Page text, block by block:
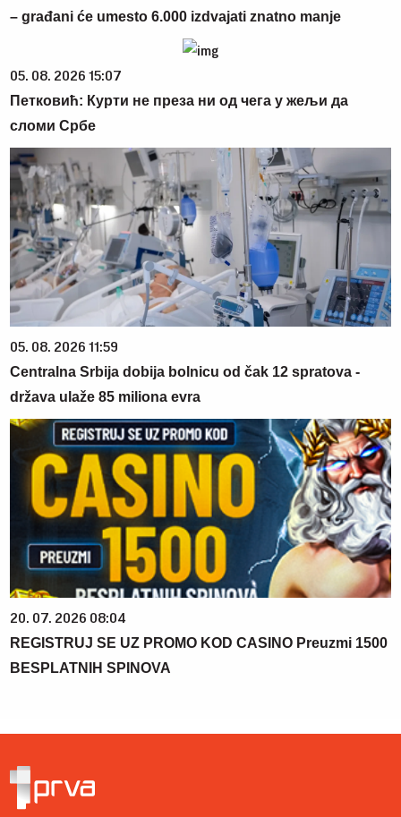
– građani će umesto 6.000 izdvajati znatno manje
05. 08. 2026 15:07
Петковић: Курти не преза ни од чега у жељи да
сломи Србе
05. 08. 2026 11:59
Centralna Srbija dobija bolnicu od čak 12 spratova -
država ulaže 85 miliona evra
20. 07. 2026 08:04
REGISTRUJ SE UZ PROMO KOD CASINO Preuzmi 1500
BESPLATNIH SPINOVA